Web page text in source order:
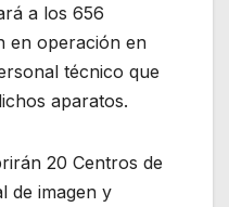
a los 656
en operación en
técnico que
aparatos.
20 Centros de
de imagen y